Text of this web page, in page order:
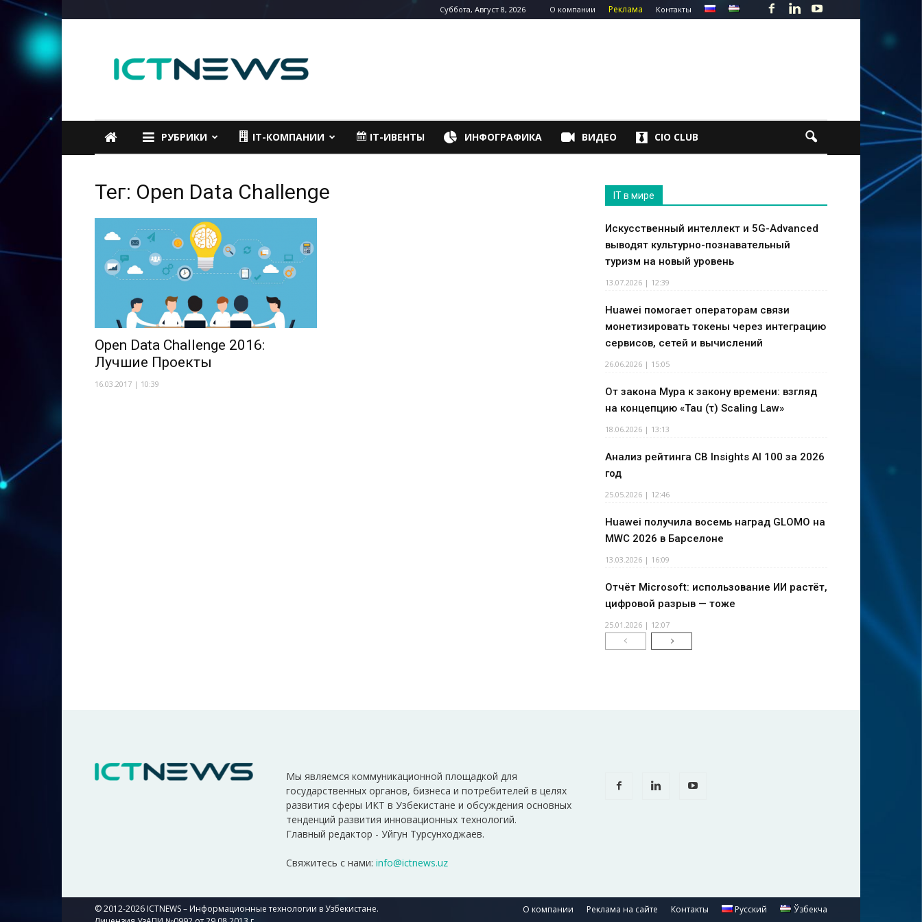
Суббота, Август 8, 2026 О компании Реклама Контакты
РУБРИКИ IT-КОМПАНИИ IT-ИВЕНТЫ ИНФОГРАФИКА ВИДЕО CIO CLUB
Тег: Open Data Challenge
Open Data Challenge 2016:
Лучшие Проекты
16.03.2017 | 10:39
IT в мире
Искусственный интеллект и 5G-Advanced
выводят культурно-познавательный
туризм на новый уровень
13.07.2026 | 12:39
Huawei помогает операторам связи
монетизировать токены через интеграцию
сервисов, сетей и вычислений
26.06.2026 | 15:05
От закона Мура к закону времени: взгляд
на концепцию «Tau (τ) Scaling Law»
18.06.2026 | 13:13
Анализ рейтинга CB Insights AI 100 за 2026
год
25.05.2026 | 12:46
Huawei получила восемь наград GLOMO на
MWC 2026 в Барселоне
13.03.2026 | 16:09
Отчёт Microsoft: использование ИИ растёт,
цифровой разрыв — тоже
25.01.2026 | 12:07
Мы являемся коммуникационной площадкой для
государственных органов, бизнеса и потребителей в целях
развития сферы ИКТ в Узбекистане и обсуждения основных
тенденций развития инновационных технологий.
Главный редактор - Уйгун Турсунходжаев.
Свяжитесь с нами: info@ictnews.uz
О компании Реклама на сайте Контакты Русский Ўзбекча
© 2012-2026 ICTNEWS – Информационные технологии в Узбекистане.